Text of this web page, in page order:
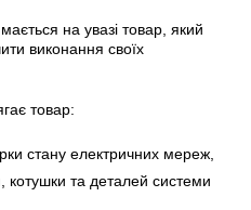
на увазі товар, який
виконання своїх
товар:
стану електричних мереж,
котушки та деталей системи